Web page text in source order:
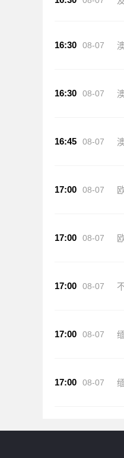
17:00 08-07
17:00 08-07
17:00 08-07
17:00 08-07
17:00 08-07